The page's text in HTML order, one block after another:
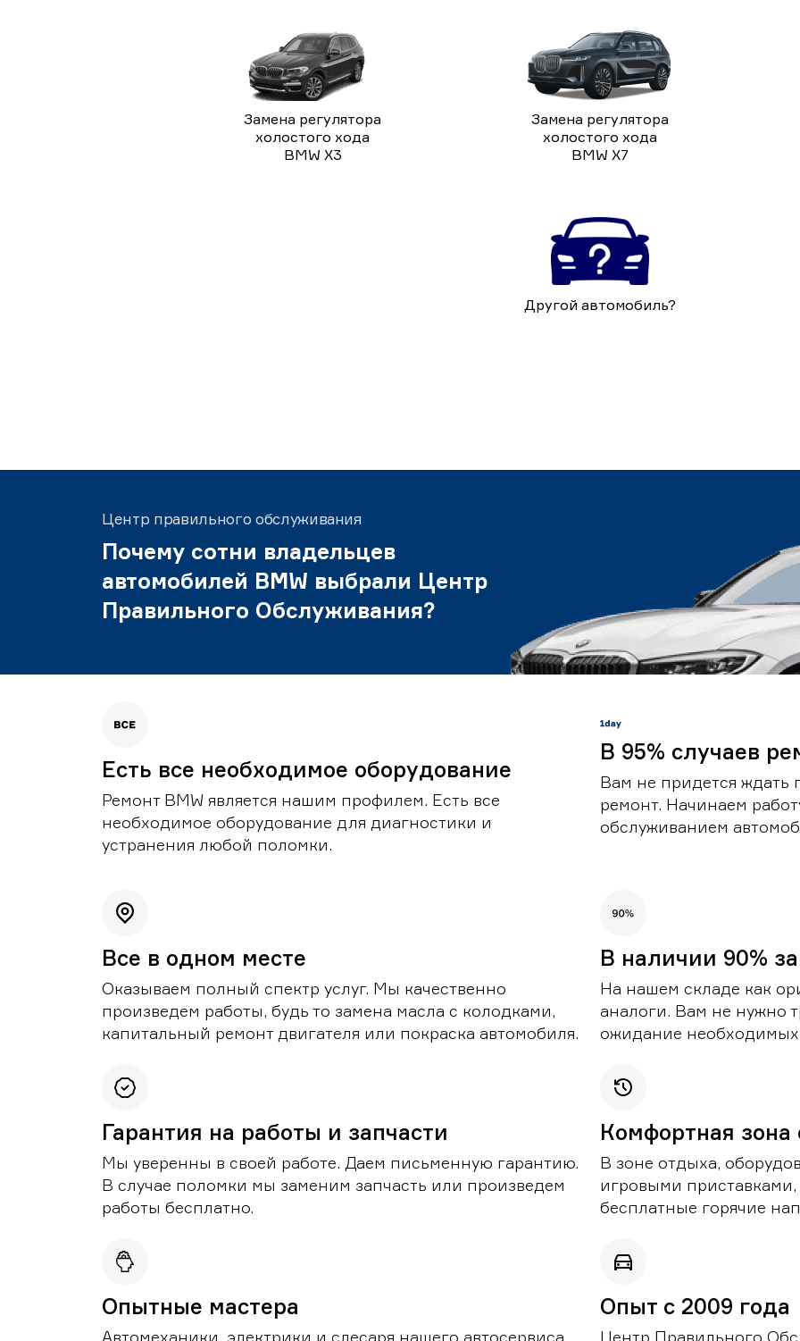
Замена регулятора
холостого хода
BMW X3
Замена регулятора
холостого хода
BMW X7
Другой автомобиль?
Центр правильного обслуживания
Почему сотни владельцев
автомобилей BMW выбрали Центр
Правильного Обслуживания?
Есть все необходимое оборудование
Ремонт BMW является нашим профилем. Есть все
необходимое оборудование для диагностики и
устранения любой поломки.
В 95% случаев
Вам не придется ждать
ремонт. Начинаем
обслуживанием
Все в одном месте
Оказываем полный спектр услуг. Мы качественно
произведем работы, будь то замена масла с колодками,
капитальный ремонт двигателя или покраска автомобиля.
В наличии 90%
На нашем складе как
аналоги. Вам не нужно
ожидание необходимых
Гарантия на работы и запчасти
Мы уверенны в своей работе. Даем письменную гарантию.
В случае поломки мы заменим запчасть или произведем
работы бесплатно.
Комфортная
В зоне отдыха,
игровыми
бесплатные горячие
Опытные мастера
Автомеханики, электрики и слесаря нашего автосервиса
Опыт с 2009 года
Центр Правильного